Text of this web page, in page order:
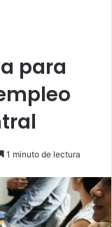
para
1 minuto de lectura